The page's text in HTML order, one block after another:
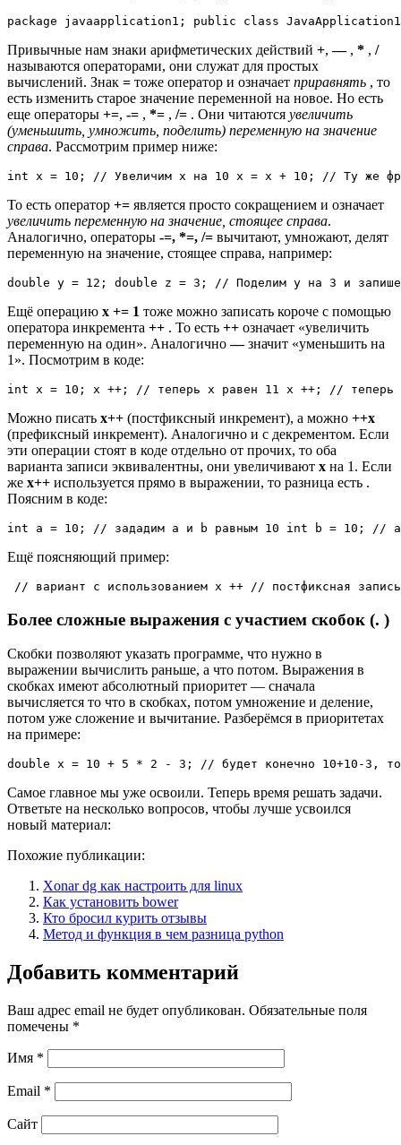
package javaapplication1; public class JavaApplication1 <
Привычные нам знаки арифметических действий +,—, * , /
называются операторами, они служат для простых
вычислений. Знак = тоже оператор и означает приравнять , то
есть изменить старое значение переменной на новое. Но есть
еще операторы +=, -= , *= , /= . Они читаются увеличить
(уменьшить, умножить, поделить) переменную на значение
справа. Рассмотрим пример ниже:
int x = 10; // Увеличим x на 10 x = x + 10; // Ту же
То есть оператор += является просто сокращением и означает
увеличить переменную на значение, стоящее справа.
Аналогично, операторы -=, *=, /= вычитают, умножают, делят
переменную на значение, стоящее справа, например:
double y = 12; double z = 3; // Поделим y на 3 и
Ещё операцию x += 1 тоже можно записать короче с помощью
оператора инкремента ++ . То есть ++ означает «увеличить
переменную на один». Аналогично—значит «уменьшить на
1». Посмотрим в коде:
int x = 10; x ++; // теперь x равен 11 x ++; // теперь
Можно писать x++ (постфиксный инкремент), а можно ++x
(префиксный инкремент). Аналогично и с декрементом. Если
эти операции стоят в коде отдельно от прочих, то оба
варианта записи эквивалентны, они увеличивают x на 1. Если
же x++ используется прямо в выражении, то разница есть .
Поясним в коде:
int a = 10; // зададим a и b равным 10 int b = 10; //
Ещё поясняющий пример:
// вариант с использованием x ++ // постфиксная
Более сложные выражения с участием скобок (. )
Скобки позволяют указать программе, что нужно в
выражении вычислить раньше, а что потом. Выражения в
скобках имеют абсолютный приоритет — сначала
вычисляется то что в скобках, потом умножение и деление,
потом уже сложение и вычитание. Разберёмся в приоритетах
на примере:
double x = 10 + 5 * 2 - 3; // будет конечно 10+10-3, то
Самое главное мы уже освоили. Теперь время решать задачи.
Ответьте на несколько вопросов, чтобы лучше усвоился
новый материал:
Похожие публикации:
Xonar dg как настроить для linux
Как установить bower
Кто бросил курить отзывы
Метод и функция в чем разница python
Добавить комментарий
Ваш адрес email не будет опубликован. Обязательные поля
помечены *
Имя *
Email *
Сайт